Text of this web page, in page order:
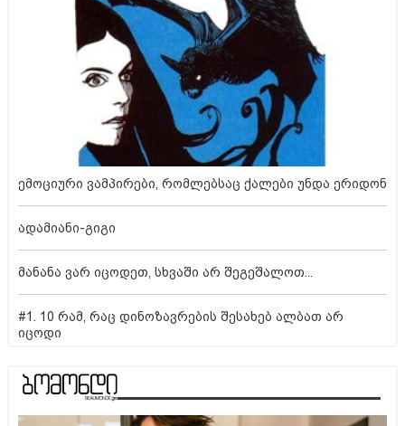
ემოციური ვამპირები, რომლებსაც ქალები უნდა ერიდონ
ადამიანი-გიგი
მანანა ვარ იცოდეთ, სხვაში არ შეგეშალოთ...
#1. 10 რამ, რაც დინოზავრების შესახებ ალბათ არ
იცოდი